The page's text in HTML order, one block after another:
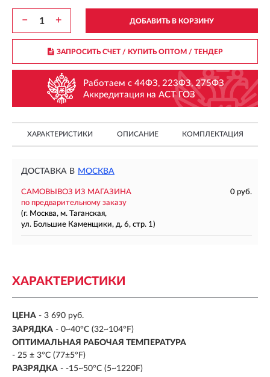
− + ДОБАВИТЬ В КОРЗИНУ
ЗАПРОСИТЬ СЧЕТ / КУПИТЬ ОПТОМ/ ТЕНДЕР
Работаем с 44ФЗ, 223ФЗ, 275ФЗ
Аккредитация на АСТ ГОЗ
ХАРАКТЕРИСТИКИ ОПИСАНИЕ КОМПЛЕКТАЦИЯ
ДОСТАВКА В МОСКВА
САМОВЫВОЗ ИЗ МАГАЗИНА
0 руб.
по предварительному заказу
(г. Москва, м. Таганская,
ул. Большие Каменщики, д. 6, стр. 1)
ХАРАКТЕРИСТИКИ
ЦЕНА - 3 690 руб.
ЗАРЯДКА - 0~40°C (32~104°F)
ОПТИМАЛЬНАЯ РАБОЧАЯ ТЕМПЕРАТУРА
- 25 ± 3°C (77±5°F)
РАЗРЯДКА - -15~50°C (5~1220F)